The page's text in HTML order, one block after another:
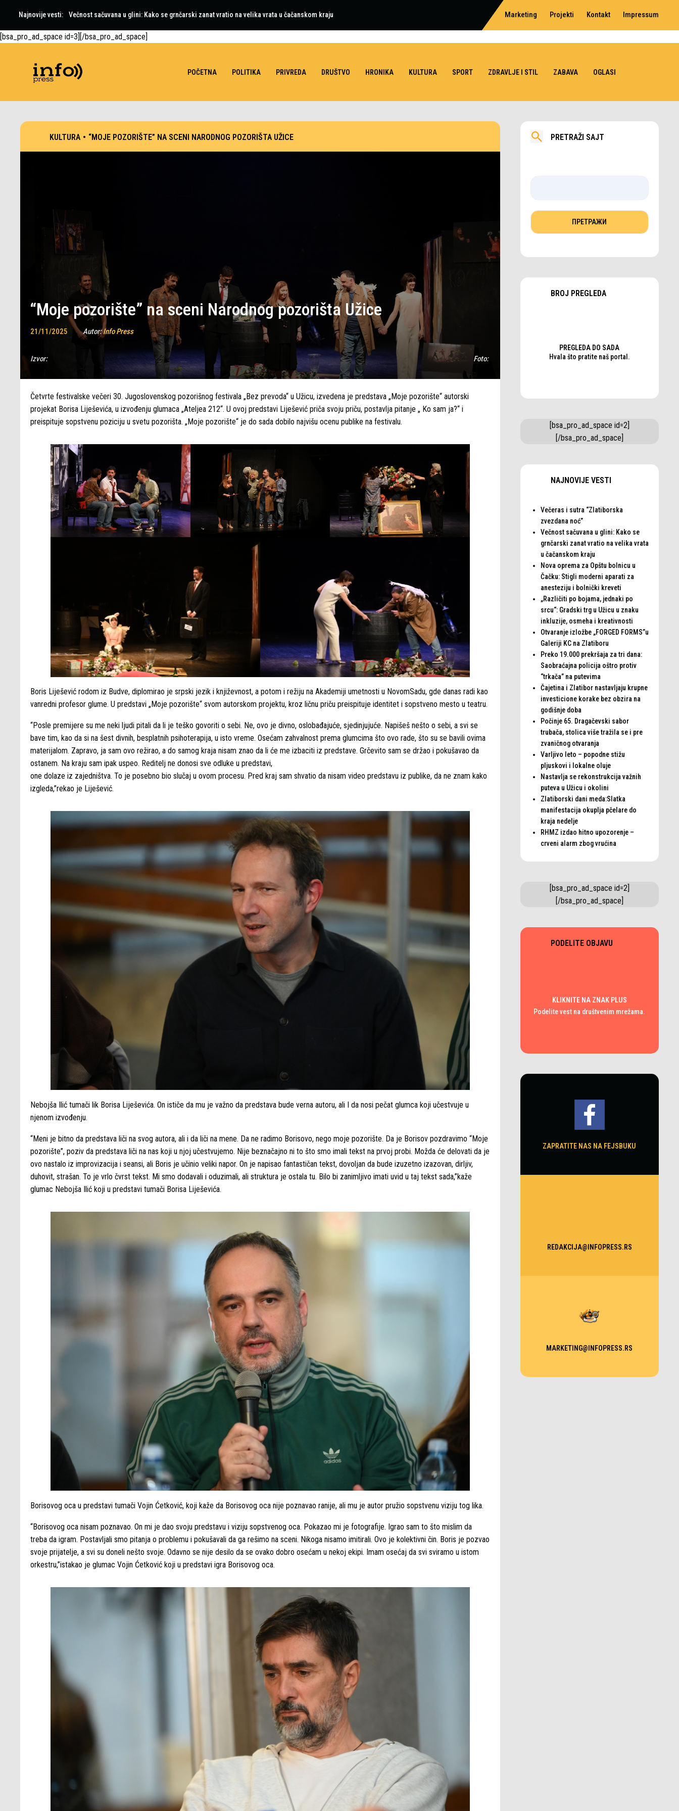
Najnovije vesti: Večnost sačuvana u glini: Kako se grnčarski zanat vratio na velika vrata u čačanskom kraju
Nova oprema za Opštu bolnicu u Čačku: Stigli moderni aparati za anesteziju i bolnički kreveti
Marketing Projekti Kontakt Impressum
[bsa_pro_ad_space id=3][/bsa_pro_ad_space]
POČETNA POLITIKA PRIVREDA DRUŠTVO HRONIKA KULTURA SPORT ZDRAVLJE I STIL ZABAVA OGLASI
KULTURA • “MOJE POZORIŠTE” NA SCENI NARODNOG POZORIŠTA UŽICE
“Moje pozorište” na sceni Narodnog pozorišta Užice
21/11/2025 Autor:Info Press
Izvor: Foto:
Četvrte festivalske večeri 30. Jugoslovenskog pozorišnog festivala „Bez prevoda“ u Užicu, izvedena je predstava „Moje pozorište“ autorski
projekat Borisa Liješevića, u izvođenju glumaca „Ateljea 212“. U ovoj predstavi Liješević priča svoju priču, postavlja pitanje „ Ko sam ja?“ i
preispituje sopstvenu poziciju u svetu pozorišta. „Moje pozorište“ je do sada dobilo najvišu ocenu publike na festivalu.
Boris Liješević rodom iz Budve, diplomirao je srpski jezik i književnost, a potom i režiju na Akademiji umetnosti u NovomSadu, gde danas radi kao
vanredni profesor glume. U predstavi „Moje pozorište“ svom autorskom projektu, kroz ličnu priču preispituje identitet i sopstveno mesto u teatru.
“Posle premijere su me neki ljudi pitali da li je teško govoriti o sebi. Ne, ovo je divno, oslobađajuće, sjedinjujuće. Napišeš nešto o sebi, a svi se
bave tim, kao da si na šest divnih, besplatnih psihoterapija, u isto vreme. Osećam zahvalnost prema glumcima što ovo rade, što su se bavili ovima
materijalom. Zapravo, ja sam ovo režirao, a do samog kraja nisam znao da li će me izbaciti iz predstave. Grčevito sam se držao i pokušavao da
ostanem. Na kraju sam ipak uspeo. Reditelj ne donosi sve odluke u predstavi,
one dolaze iz zajedništva. To je posebno bio slučaj u ovom procesu. Pred kraj sam shvatio da nisam video predstavu iz publike, da ne znam kako
izgleda,”rekao je Liješević.
Nebojša Ilić tumači lik Borisa Liješevića. On ističe da mu je važno da predstava bude verna autoru, ali I da nosi pečat glumca koji učestvuje u
njenom izvođenju.
“Meni je bitno da predstava liči na svog autora, ali i da liči na mene. Da ne radimo Borisovo, nego moje pozorište. Da je Borisov pozdravimo “Moje
pozorište”, poziv da predstava liči na nas koji u njoj učestvujemo. Nije beznačajno ni to što smo imali tekst na prvoj probi. Možda će delovati da je
ovo nastalo iz improvizacija i seansi, ali Boris je učinio veliki napor. On je napisao fantastičan tekst, dovoljan da bude izuzetno izazovan, dirljiv,
duhovit, strašan. To je vrlo čvrst tekst. Mi smo dodavali i oduzimali, ali struktura je ostala tu. Bilo bi zanimljivo imati uvid u taj tekst sada,”kaže
glumac Nebojša Ilić koji u predstavi tumači Borisa Liješevića.
Borisovog oca u predstavi tumači Vojin Ćetković, koji kaže da Borisovog oca nije poznavao ranije, ali mu je autor pružio sopstvenu viziju tog lika.
“Borisovog oca nisam poznavao. On mi je dao svoju predstavu i viziju sopstvenog oca. Pokazao mi je fotografije. Igrao sam to što mislim da
treba da igram. Postavljali smo pitanja o problemu i pokušavali da ga rešimo na sceni. Nikoga nisamo imitirali. Ovo je kolektivni čin. Boris je pozvao
svoje prijatelje, a svi su doneli nešto svoje. Odavno se nije desilo da se ovako dobro osećam u nekoj ekipi. Imam osećaj da svi sviramo u istom
orkestru,”istakao je glumac Vojin Ćetković koji u predstavi igra Borisovog oca.
PRETRAŽI SAJT
BROJ PREGLEDA
PREGLEDA DO SADA
Hvala što pratite naš portal.
[bsa_pro_ad_space id=2]
[/bsa_pro_ad_space]
NAJNOVIJE VESTI
Večeras i sutra “Zlatiborska
zvezdana noć”
Večnost sačuvana u glini: Kako se
grnčarski zanat vratio na velika vrata
u čačanskom kraju
Nova oprema za Opštu bolnicu u
Čačku: Stigli moderni aparati za
anesteziju i bolnički kreveti
„Različiti po bojama, jednaki po
srcu“: Gradski trg u Užicu u znaku
inkluzije, osmeha i kreativnosti
Otvaranje izložbe „FORGED FORMS”u
Galeriji KC na Zlatiboru
Preko 19.000 prekršaja za tri dana:
Saobraćajna policija oštro protiv
“trkača” na putevima
Čajetina i Zlatibor nastavljaju krupne
investicione korake bez obzira na
godišnje doba
Počinje 65. Dragačevski sabor
trubača, stolica više tražila se i pre
zvaničnog otvaranja
Varljivo leto – popodne stižu
pljuskovi i lokalne oluje
Nastavlja se rekonstrukcija važnih
puteva u Užicu i okolini
Zlatiborski dani meda:Slatka
manifestacija okuplja pčelare do
kraja nedelje
RHMZ izdao hitno upozorenje –
crveni alarm zbog vrućina
[bsa_pro_ad_space id=2]
[/bsa_pro_ad_space]
PODELITE OBJAVU
KLIKNITE NA ZNAK PLUS
Podelite vest na društvenim mrežama.
ZAPRATITE NAS NA FEJSBUKU
REDAKCIJA@INFOPRESS.RS
MARKETING@INFOPRESS.RS